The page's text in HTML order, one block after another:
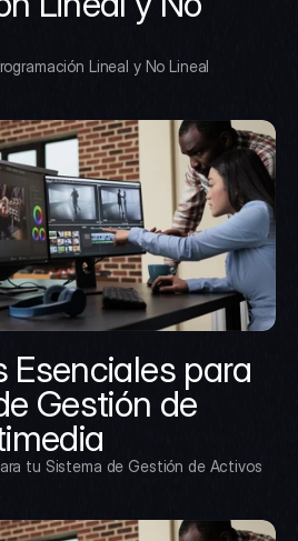
Lineal y No Lineal
Esenciales para
Gestión de
tu Sistema de Gestión de Activos